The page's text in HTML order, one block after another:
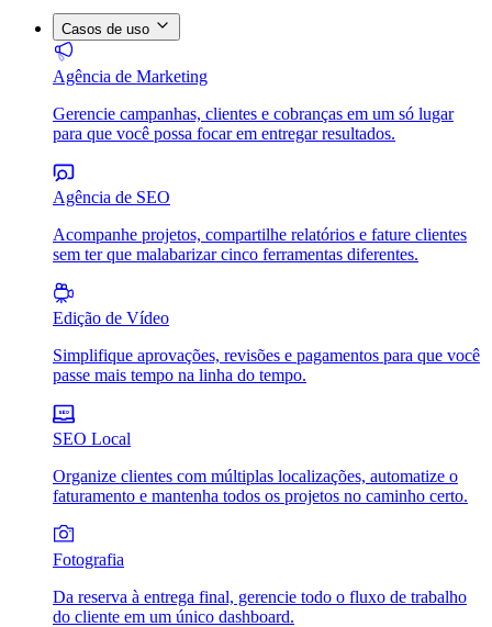
Casos de uso
Agência de Marketing
Gerencie campanhas, clientes e cobranças em um só lugar
para que você possa focar em entregar resultados.
Agência de SEO
Acompanhe projetos, compartilhe relatórios e fature clientes
sem ter que malabarizar cinco ferramentas diferentes.
Edição de Vídeo
Simplifique aprovações, revisões e pagamentos para que você
passe mais tempo na linha do tempo.
SEO Local
Organize clientes com múltiplas localizações, automatize o
faturamento e mantenha todos os projetos no caminho certo.
Fotografia
Da reserva à entrega final, gerencie todo o fluxo de trabalho
do cliente em um único dashboard.